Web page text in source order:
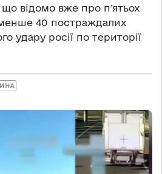
що відомо вже про п’ятьох
40 постраждалих
удару росії по території